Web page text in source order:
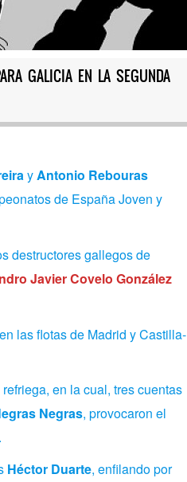
GALICIA EN LA SEGUNDA
yAntonio Rebouras
de España Joven y
destructores gallegos de
Javier Covelo González
las flotas de Madrid y Castilla-
en la cual, tres cuentas
Negras, provocaron el
Héctor Duarte, enfilando por